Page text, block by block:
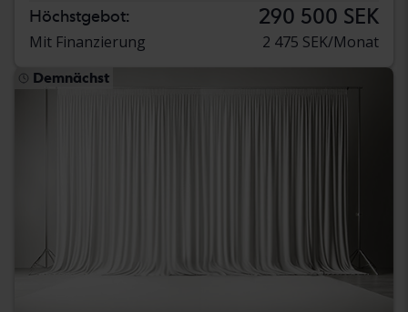
Höchstgebot: 290 500 SEK
Mit Finanzierung 2 475 SEK/Monat
Demnächst